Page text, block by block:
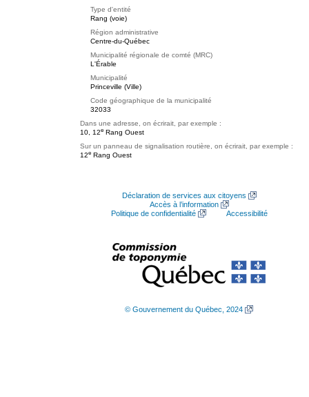
Type d'entité
Rang (voie)
Région administrative
Centre-du-Québec
Municipalité régionale de comté (MRC)
L'Érable
Municipalité
Princeville (Ville)
Code géographique de la municipalité
32033
Dans une adresse, on écrirait, par exemple :
10, 12e Rang Ouest
Sur un panneau de signalisation routière, on écrirait, par exemple :
12e Rang Ouest
Déclaration de services aux citoyens
Accès à l’information
Politique de confidentialité
Accessibilité
© Gouvernement du Québec, 2024